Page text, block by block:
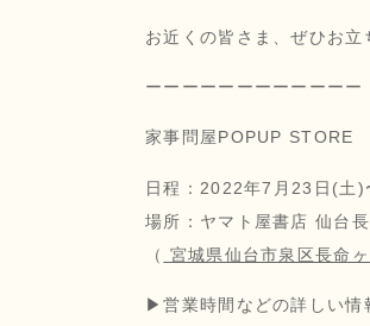
お近くの皆さま、ぜひお立
ーーーーーーーーーーーー
家事問屋POPUP STORE
日程：2022年7月23日(土)
場所：ヤマト屋書店 仙台
（ 宮城県仙台市泉区長命
▶︎営業時間などの詳しい情